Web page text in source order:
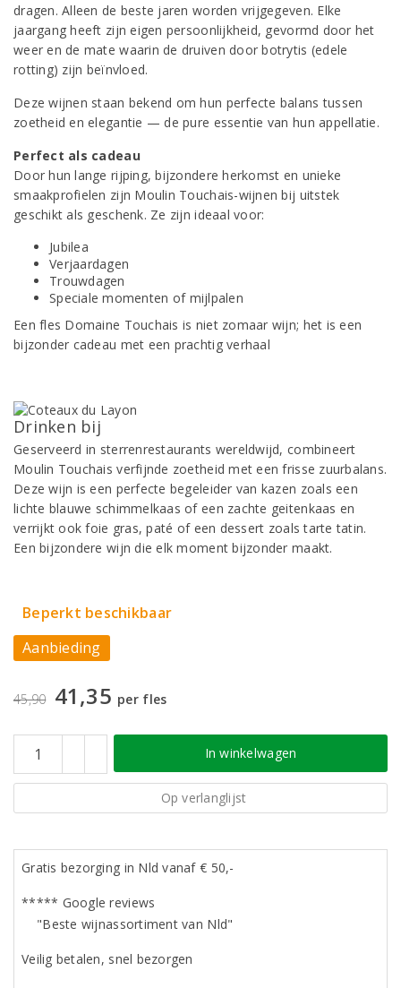
dragen. Alleen de beste jaren worden vrijgegeven. Elke
jaargang heeft zijn eigen persoonlijkheid, gevormd door het
weer en de mate waarin de druiven door botrytis (edele
rotting) zijn beïnvloed.
Deze wijnen staan bekend om hun perfecte balans tussen
zoetheid en elegantie — de pure essentie van hun appellatie.
Perfect als cadeau
Door hun lange rijping, bijzondere herkomst en unieke
smaakprofielen zijn Moulin Touchais-wijnen bij uitstek
geschikt als geschenk. Ze zijn ideaal voor:
Jubilea
Verjaardagen
Trouwdagen
Speciale momenten of mijlpalen
Een fles Domaine Touchais is niet zomaar wijn; het is een
bijzonder cadeau met een prachtig verhaal
Drinken bij
Geserveerd in sterrenrestaurants wereldwijd, combineert
Moulin Touchais verfijnde zoetheid met een frisse zuurbalans.
Deze wijn is een perfecte begeleider van kazen zoals een
lichte blauwe schimmelkaas of een zachte geitenkaas en
verrijkt ook foie gras, paté of een dessert zoals tarte tatin.
Een bijzondere wijn die elk moment bijzonder maakt.
Beperkt beschikbaar
Aanbieding
45,90 41,35 per fles
In winkelwagen
Op verlanglijst
Gratis bezorging in Nld vanaf € 50,-
***** Google reviews
"Beste wijnassortiment van Nld"
Veilig betalen, snel bezorgen